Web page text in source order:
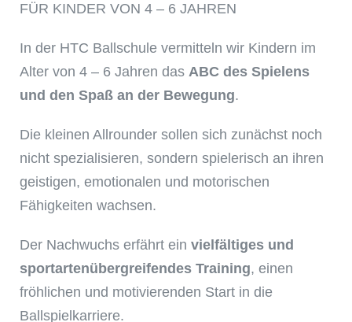
FÜR KINDER VON 4 – 6 JAHREN
In der HTC Ballschule vermitteln wir Kindern im
Alter von 4 – 6 Jahren das ABC des Spielens
und den Spaß an der Bewegung.
Die kleinen Allrounder sollen sich zunächst noch
nicht spezialisieren, sondern spielerisch an ihren
geistigen, emotionalen und motorischen
Fähigkeiten wachsen.
Der Nachwuchs erfährt ein vielfältiges und
sportartenübergreifendes Training, einen
fröhlichen und motivierenden Start in die
Ballspielkarriere.